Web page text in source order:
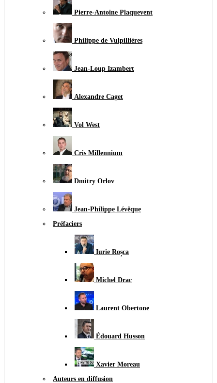
Pierre-Antoine Plaquevent
Philippe de Vulpillières
Jean-Loup Izambert
Alexandre Caget
Vol West
Cris Millennium
Dmitry Orlov
Jean-Philippe Lévêque
Préfaciers
Iurie Roșca
Michel Drac
Laurent Obertone
Édouard Husson
Xavier Moreau
Auteurs en diffusion